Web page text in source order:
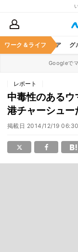
ワーク＆ライフ
暮らし ヘルスケア グ
Googleで
レポート
中毒性のある
港チャーシュー
掲載日 2014/12/19 06:30